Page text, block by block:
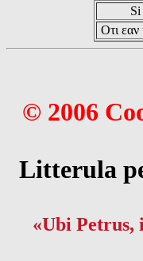
Οτι εαν
© 2006
Litterula
«Ubi Petrus,